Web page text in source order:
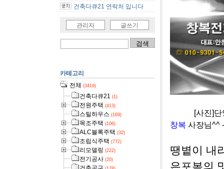
[사진]단양
창복 사장님^^
땡볕이 내
은포복의
건축다큐21 연락처 입니다
관리자 글쓰기
카테고리
전체 (3419)
건축다큐21 (1)
전원주택 (413)
스틸하우스 (169)
목조주택 (106)
ALC블록주택 (32)
조립식주택 (772)
리모델링 (222)
전기공사 (20)